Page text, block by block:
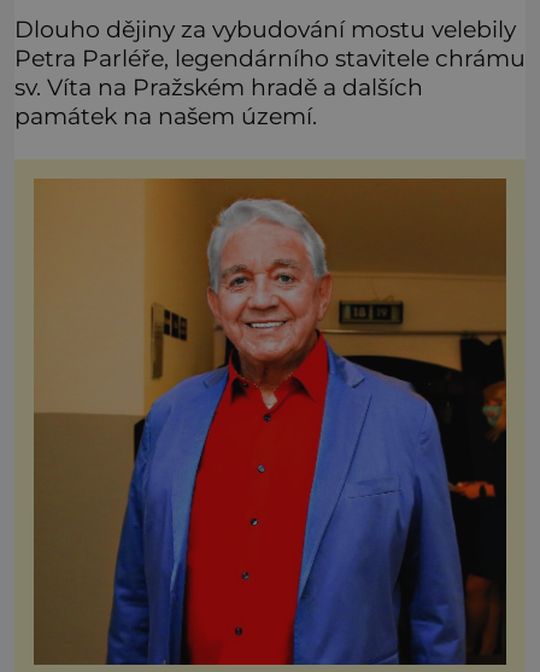
Dlouho dějiny za vybudování mostu velebily
Petra Parléře, legendárního stavitele chrámu
sv. Víta na Pražském hradě a dalších
památek na našem území.